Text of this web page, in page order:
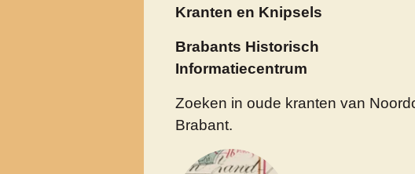
Kranten en Knipsels
Brabants Historisch
Informatiecentrum
Zoeken in oude kranten van
Brabant.